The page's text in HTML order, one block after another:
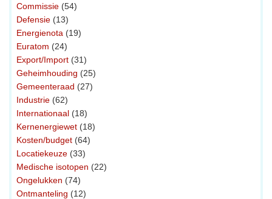
Commissie (54)
Defensie (13)
Energienota (19)
Euratom (24)
Export/Import (31)
Geheimhouding (25)
Gemeenteraad (27)
Industrie (62)
Internationaal (18)
Kernenergiewet (18)
Kosten/budget (64)
Locatiekeuze (33)
Medische isotopen (22)
Ongelukken (74)
Ontmanteling (12)